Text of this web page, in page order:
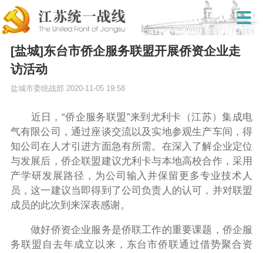
[盐城]东台市侨企服务联盟开展侨资企业走
访活动
盐城市委统战部 2020-11-05 19:58
近日， “侨企服务联盟”来到尤利卡（江苏）集成电
气有限公司，通过座谈交流以及实地参观生产车间，得
知公司在人才引进方面急有所需。在深入了解企业定位
与发展后，侨企联盟建议尤利卡与本地高校合作， 采用
产学研发展路径，为公司输入并保留更多专业技术人
员，这一建议当即得到了公司负责人的认可，并对联盟
成员的此次到来深表感谢。
做好侨资企业服务是侨联工作的重要课题， 侨企服
务联盟自去年成立以来，东台市侨联通过借势聚合资